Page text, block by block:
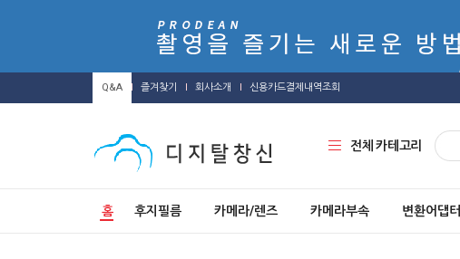
Q&A 즐겨찾기 회사소개 신용카드결제내역조회
전체 카테고리
홈 후지필름 카메라/렌즈 카메라부속 변환어댑터